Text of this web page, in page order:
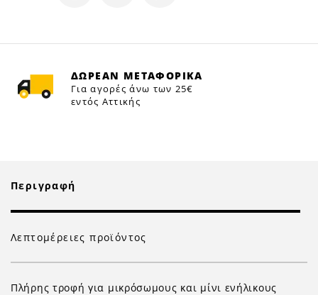
ΔΩΡΕΑΝ ΜΕΤΑΦΟΡΙΚΑ
Για αγορές άνω των 25€
εντός Αττικής
Περιγραφή
Λεπτομέρειες προϊόντος
Πλήρης τροφή για μικρόσωμους και μίνι ενήλικους